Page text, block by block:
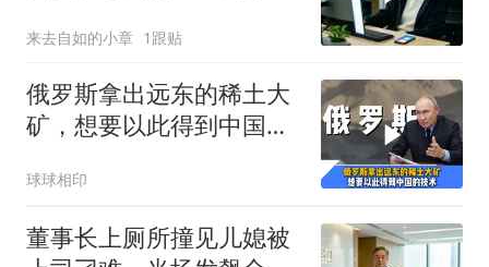
来去自如的小章 1跟贴
俄罗斯拿出远东的稀土大
矿，想要以此得到中国独
球球相印
董事长上厕所撞见儿媳被